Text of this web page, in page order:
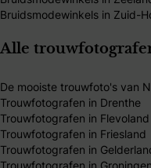
Bruidsmodewinkels in Zuid-
Alle
De mooiste trouwfoto's van
Trouwfotografen in Drenthe
Trouwfotografen in Flevoland
Trouwfotografen in Friesland
Trouwfotografen in
Trouwfotografen in Groningen